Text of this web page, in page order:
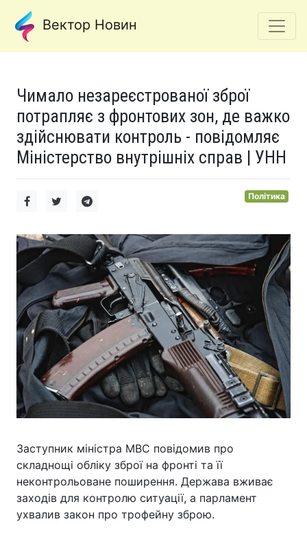
Вектор Новин
Чимало незареєстрованої зброї
потрапляє з фронтових зон, де важко
здійснювати контроль - повідомляє
Міністерство внутрішніх справ | УНН
Політика
Заступник міністра МВС повідомив про
складнощі обліку зброї на фронті та її
неконтрольоване поширення. Держава вживає
заходів для контролю ситуації, а парламент
ухвалив закон про трофейну зброю.